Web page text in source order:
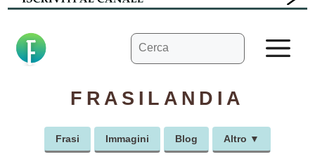
Ricerca
per:
FRASILANDIA
Frasi Immagini Blog Altro ▼